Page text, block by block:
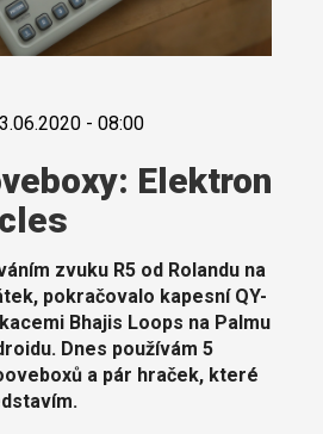
- 08:00
Elektron
zvuku R5 od Rolandu na
pokračovalo kapesní QY-
Bhajis Loops na Palmu
Dnes používám 5
a pár hraček, které